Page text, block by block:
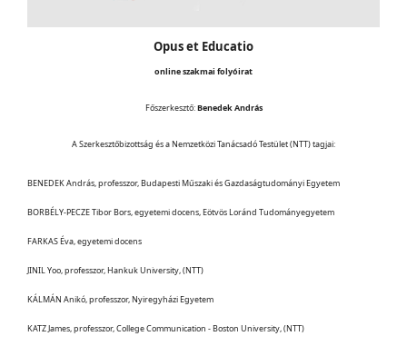
Opus et Educatio
online szakmai folyóirat
Főszerkesztő:Benedek András
A Szerkesztőbizottság és a Nemzetközi Tanácsadó Testület (NTT) tagjai:
BENEDEK András, professzor, Budapesti Műszaki és Gazdaságtudományi Egyetem
BORBÉLY-PECZE Tibor Bors, egyetemi docens, Eötvös Loránd Tudományegyetem
FARKAS Éva, egyetemi docens
JINIL Yoo, professzor, Hankuk University, (NTT)
KÁLMÁN Anikó, professzor, Nyiregyházi Egyetem
KATZ James, professzor, College Communication - Boston University, (NTT)